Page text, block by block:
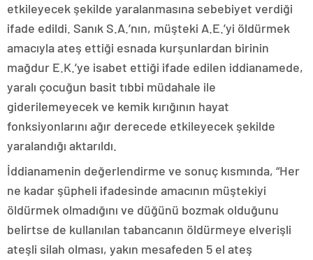
etkileyecek şekilde yaralanmasına sebebiyet verdiği
ifade edildi. Sanık S.A.’nın, müşteki A.E.’yi öldürmek
amacıyla ateş ettiği esnada kurşunlardan birinin
mağdur E.K.’ye isabet ettiği ifade edilen iddianamede,
yaralı çocuğun basit tıbbi müdahale ile
giderilemeyecek ve kemik kırığının hayat
fonksiyonlarını ağır derecede etkileyecek şekilde
yaralandığı aktarıldı.
İddianamenin değerlendirme ve sonuç kısmında, “Her
ne kadar şüpheli ifadesinde amacının müştekiyi
öldürmek olmadığını ve düğünü bozmak olduğunu
belirtse de kullanılan tabancanın öldürmeye elverişli
ateşli silah olması, yakın mesafeden 5 el ateş